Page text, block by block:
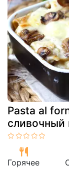
Pasta al
сливочный
Горячее